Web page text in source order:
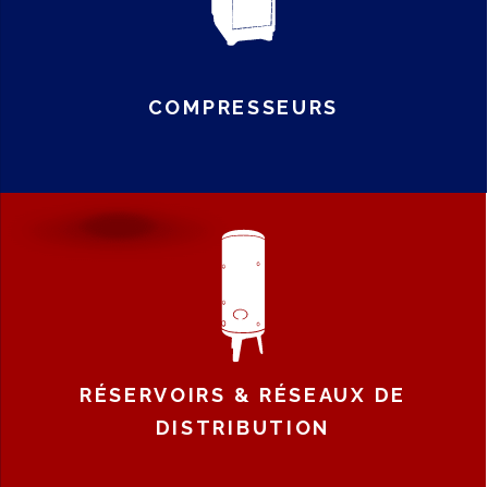
COMPRESSEURS
RÉSERVOIRS & RÉSEAUX DE
DISTRIBUTION